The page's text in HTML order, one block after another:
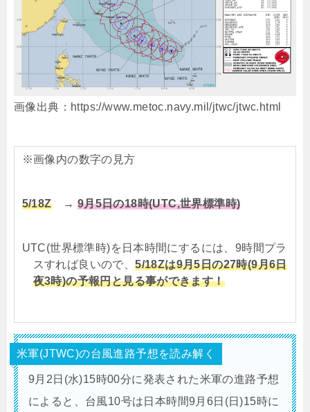
画像出典：https://www.metoc.navy.mil/jtwc/jtwc.html
※画像内の数字の見方
5/18Z→ 9月5日の18時(UTC,世界標準時)
UTC(世界標準時)を日本時間にするには、9時間プラ
スすれば良いので、5/18Zは9月5日の27時(9月6日
夜3時)の予報円と見る事ができます！
米軍(JTWC)の台風進路予想を読み解く
9月2日(水)15時00分に発表された米軍の進路予想
によると、台風10号は日本時間9月6日(日)15時に